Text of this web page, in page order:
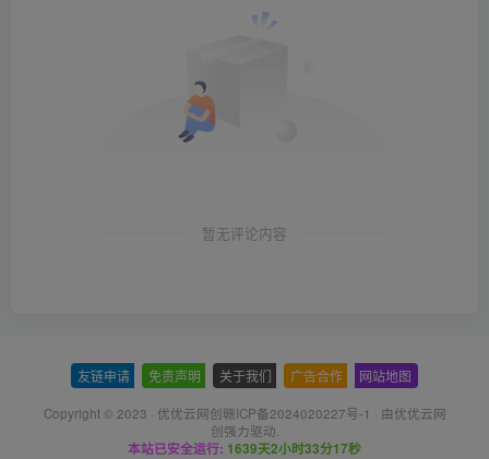
暂无评论内容
友链申请 免责声明 关于我们 广告合作 网站地图
Copyright © 2023 · 优优云网创赣ICP备2024020227号-1 · 由优优云网
创强力驱动.
本站已安全运行: 1639天2小时33分18秒